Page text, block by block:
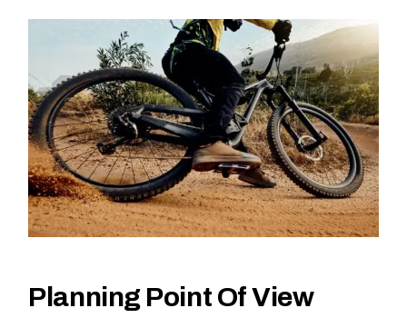
Planning Point Of View